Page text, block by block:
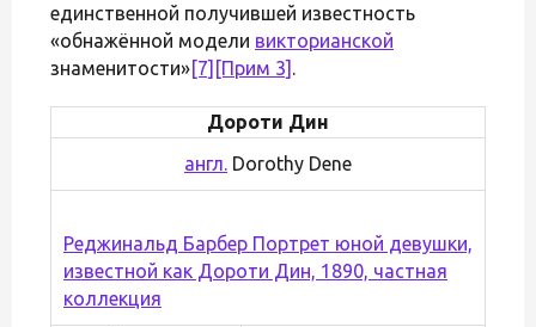
единственной получившей известность
«обнажённой модели викторианской
знаменитости»[7] [Прим 3] .
Дороти Дин
англ. Dorothy Dene
Реджинальд Барбер Портрет юной девушки,
известной как Дороти Дин, 1890, частная
коллекция